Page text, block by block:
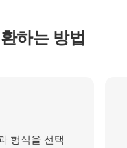
하는 방법
형식을 선택